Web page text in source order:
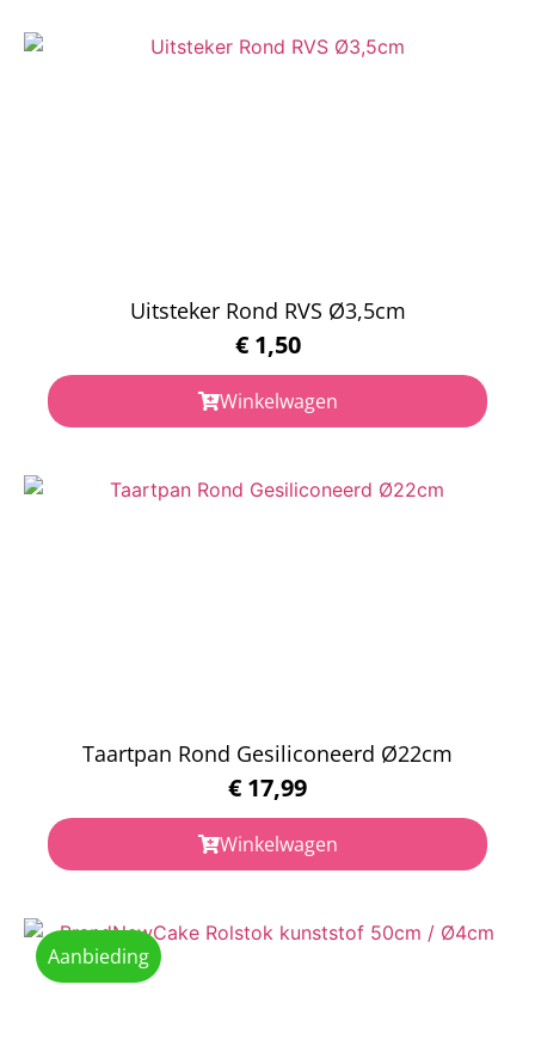
Uitsteker Rond RVS Ø3,5cm
€1,50
Winkelwagen
Taartpan Rond Gesiliconeerd Ø22cm
€ 17,99
Winkelwagen
Aanbieding